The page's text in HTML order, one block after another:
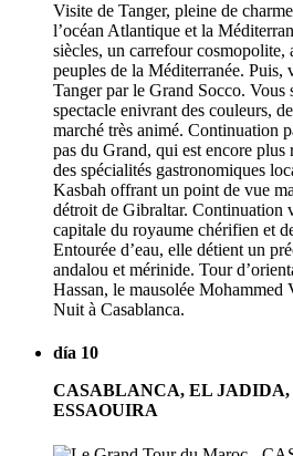
Visite de Tanger, pleine de
l’océan Atlantique et la
siècles, un carrefour cosmopolite,
peuples de la Méditerranée. Puis,
Tanger par le Grand Socco. Vous
spectacle enivrant des couleurs,
marché très animé. Continuation
pas du Grand, qui est encore plus
des spécialités gastronomiques
Kasbah offrant un point de vue
détroit de Gibraltar. Continuation
capitale du royaume chérifien et
Entourée d’eau, elle détient un
andalou et mérinide. Tour
Hassan, le mausolée Mohammed
Nuit à Casablanca.
día 10
CASABLANCA, EL
ESSAOUIRA